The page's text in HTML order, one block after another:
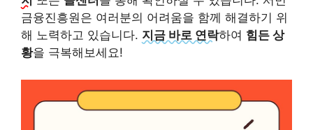
금융진흥원은 여러분의 어려움을 함께 해결하기 위
해 노력하고 있습니다. 지금 바로 연락하여 힘든 상
황을 극복해보세요!